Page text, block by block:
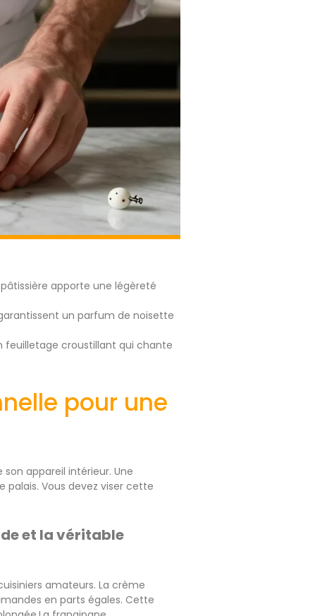
apporte une légèreté
un parfum de noisette
feuilletage croustillant qui chante
pour une
appareil intérieur. Une
Vous devez viser cette
et la véritable
amateurs. La crème
en parts égales. Cette